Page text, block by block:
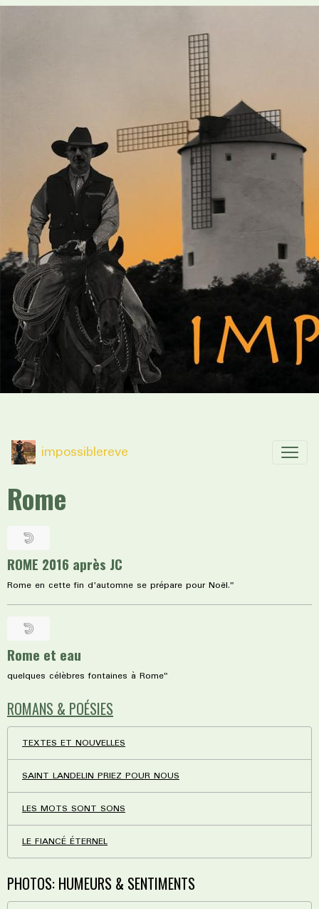
impossiblereve
Rome
ROME 2016 après JC
Rome en cette fin d'automne se prépare pour Noël."
Rome et eau
quelques célèbres fontaines à Rome"
ROMANS & POÉSIES
TEXTES ET NOUVELLES
SAINT LANDELIN PRIEZ POUR NOUS
LES MOTS SONT SONS
LE FIANCÉ ÉTERNEL
PHOTOS: HUMEURS & SENTIMENTS